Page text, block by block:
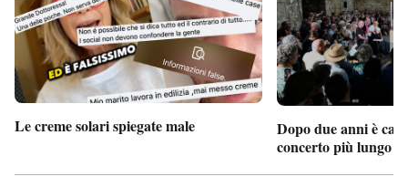
Le creme solari spiegate male
Dopo due anni è
concerto più lungo